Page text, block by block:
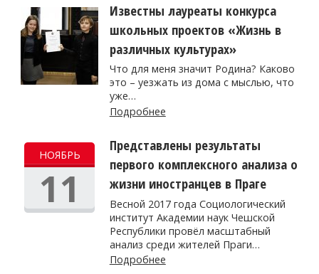
Известны лауреаты конкурса
школьных проектов «Жизнь в
различных культурах»
Что для меня значит Родина? Каково
это – уезжать из дома с мыслью, что
уже…
Подробнее
НОЯБРЬ
11
Представлены результаты
первого комплексного анализа о
жизни иностранцев в Праге
Весной 2017 года Социологический
институт Академии наук Чешской
Республики провёл масштабный
анализ среди жителей Праги…
Подробнее